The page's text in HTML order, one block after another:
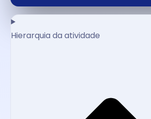
Hierarquia da atividade